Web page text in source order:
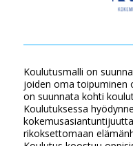
Koulutusmalli on
joiden oma toipuminen
on suunnata kohti
Koulutuksessa
rikoksettomaan